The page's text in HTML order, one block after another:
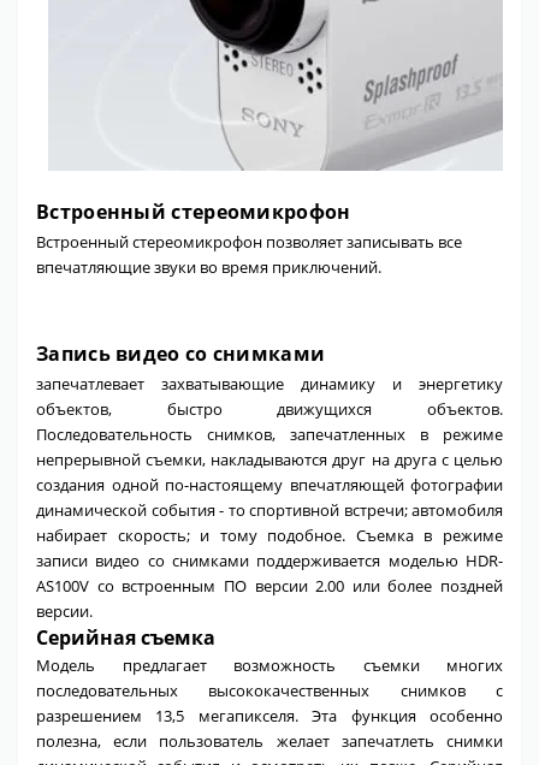
Встроенный стереомикрофон
Встроенный стереомикрофон позволяет записывать все
впечатляющие звуки во время приключений.
Запись видео со снимками
запечатлевает захватывающие динамику и энергетику
объектов, быстро движущихся объектов.
Последовательность снимков, запечатленных в режиме
непрерывной съемки, накладываются друг на друга с целью
создания одной по-настоящему впечатляющей фотографии
динамической события - то спортивной встречи; автомобиля
набирает скорость; и тому подобное. Съемка в режиме
записи видео со снимками поддерживается моделью HDR-
AS100V со встроенным ПО версии 2.00 или более поздней
версии.
Серийная съемка
Модель предлагает возможность съемки многих
последовательных высококачественных снимков с
разрешением 13,5 мегапикселя. Эта функция особенно
полезна, если пользователь желает запечатлеть снимки